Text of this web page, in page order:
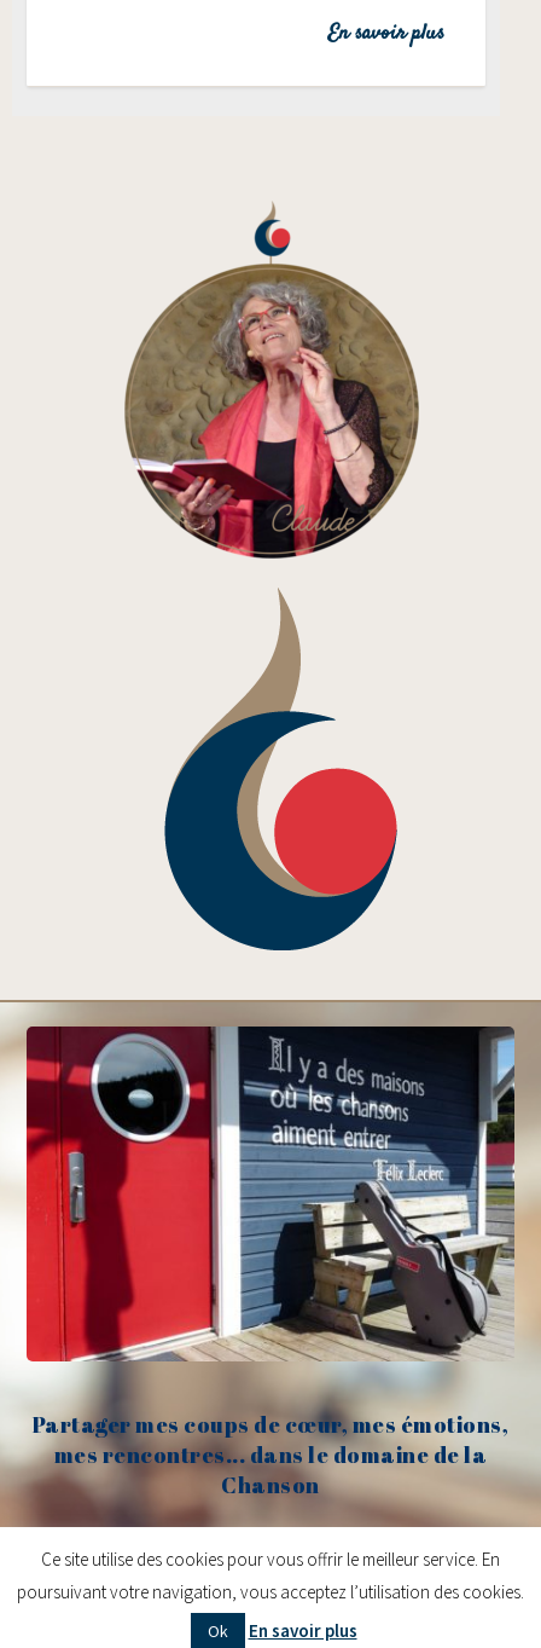
En savoir plus
Partager mes coups de cœur, mes émotions,
mes rencontres... dans le domaine de la
Chanson
Claude Fèvre
Claude Fèvre | Chanter c'est lancer des balles
centifoliae|Mentions légales|Contact
Ce site utilise des cookies pour vous offrir le meilleur service. En
poursuivant votre navigation, vous acceptez l’utilisation des cookies.
Ok En savoir plus